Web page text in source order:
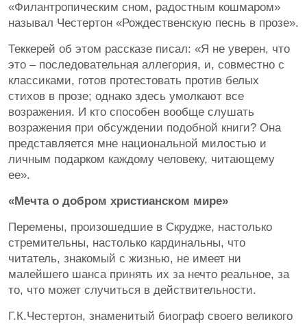
«Филантропическим сном, радостным кошмаром»
называл Честертон «Рождественскую песнь в прозе».
Теккерей об этом рассказе писал: «Я не уверен, что
это – последовательная аллегория, и, совместно с
классиками, готов протестовать против белых
стихов в прозе; однако здесь умолкают все
возражения. И кто способен вообще слушать
возражения при обсуждении подобной книги? Она
представляется мне национальной милостью и
личным подарком каждому человеку, читающему
ее».
«Мечта о добром христианском мире»
Перемены, произошедшие в Скрудже, настолько
стремительны, настолько кардинальны, что
читатель, знакомый с жизнью, не имеет ни
малейшего шанса принять их за нечто реальное, за
то, что может случиться в действительности.
Г.К.Честертон, знаменитый биограф своего великого